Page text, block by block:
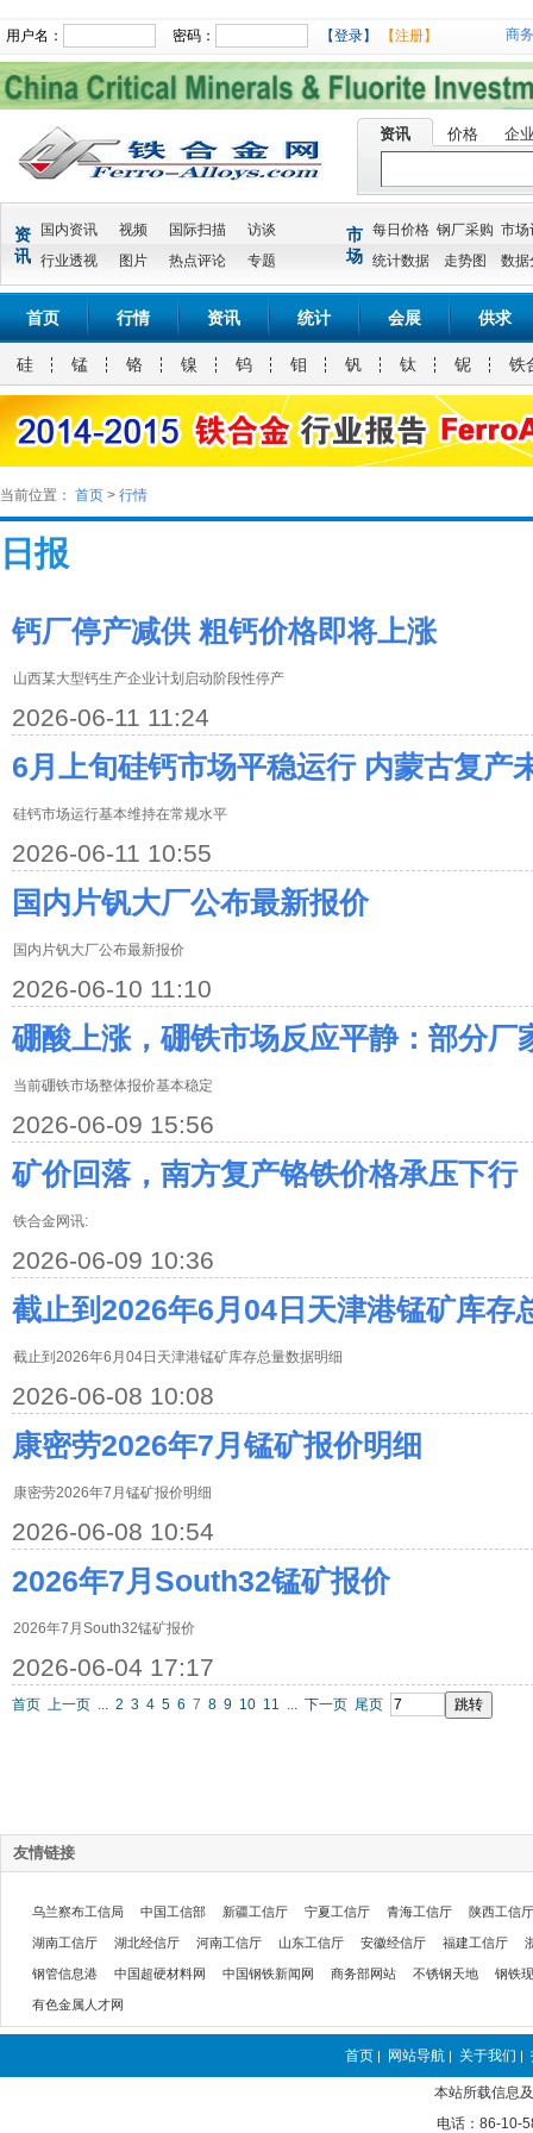
用户名： 密码： 【登录】 【注册】 商
资讯 价格 企
资
讯
国内资讯 视频 国际扫描
访谈
行业透视
图片 热点评论 专题
市
场
每日价格 钢厂采购 市场
统计数据
走势图 数据
首页 行情 资讯 统计 会展 供求
硅 锰 铬 镍 钨 钼 钒 钛 铌 铁
当前位置： 首页 > 行情
日报
钙厂停产减供 粗钙价格即将上涨
山西某大型钙生产企业计划启动阶段性停产
2026-06-11 11:24
6月上旬硅钙市场平稳运行 内蒙古复产
硅钙市场运行基本维持在常规水平
2026-06-11 10:55
国内片钒大厂公布最新报价
国内片钒大厂公布最新报价
2026-06-10 11:10
硼酸上涨，硼铁市场反应平静：部分厂
当前硼铁市场整体报价基本稳定
2026-06-09 15:56
矿价回落，南方复产铬铁价格承压下行
铁合金网讯:
2026-06-09 10:36
截止到2026年6月04日天津港锰矿库存
截止到2026年6月04日天津港锰矿库存总量数据明细
2026-06-08 10:08
康密劳2026年7月锰矿报价明细
康密劳2026年7月锰矿报价明细
2026-06-08 10:54
2026年7月South32锰矿报价
2026年7月South32锰矿报价
2026-06-04 17:17
首页 上一页 ... 2 3 4 5 6 7 8 9 10 11 ... 下一页 尾页
友情链接
乌兰察布工信局 中国工信部 新疆工信厅 宁夏工信厅 青海工信厅 陕西工信厅
湖南工信厅 湖北经信厅 河南工信厅 山东工信厅 安徽经信厅 福建工信厅
钢管信息港 中国超硬材料网 中国钢铁新闻网 商务部网站 不锈钢天地 钢铁
有色金属人才网
首页 | 网站导航 | 关于我们 |
本站所载信息
电话：86-10-